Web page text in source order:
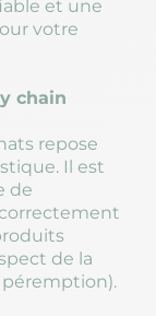
et une
votre
chain
repose
Il est
de
de la
péremption).